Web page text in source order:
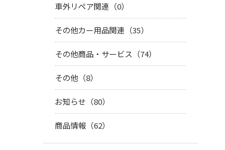
車外リペア関連（0）
その他カー用品関連（35）
その他商品・サービス（74）
その他（8）
お知らせ（80）
商品情報（62）